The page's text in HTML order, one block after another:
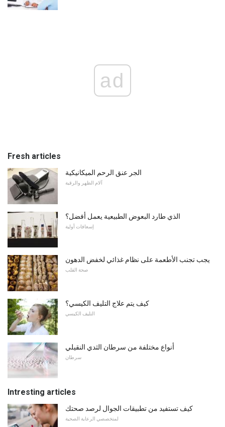
ad
Fresh articles
الجر عنق الرحم الميكانيكية
آلام الظهر والرقبة
الذي طارد البعوض الطبيعية يعمل أفضل؟
إسعافات أولية
يجب تجنب الأطعمة على نظام غذائي لخفض الدهون
صحة القلب
كيف يتم علاج التليف الكيسي؟
التليف الكيسي
أنواع مختلفة من سرطان الثدي النقيلي
سرطان
Intresting articles
كيف تستفيد من تطبيقات الجوال لرصد صحتك
لمتخصصي الرعاية الصحية